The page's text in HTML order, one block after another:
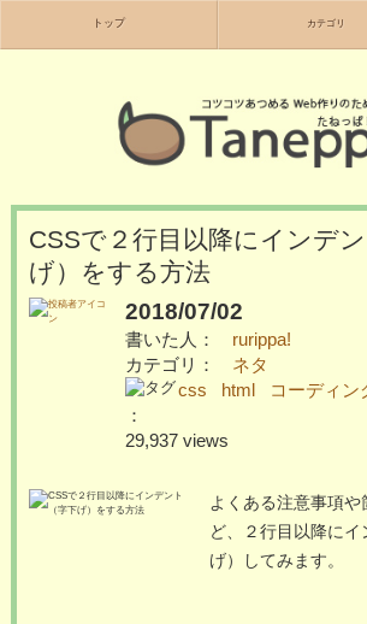
トップ カテゴリ
CSSで２行目以降にインデ
げ）をする方法
2018/07/02
書いた人：
rurippa!
カテゴリ：
ネタ
：
css html コーディン
29,937 views
よくある注意事項や
ど、２行目以降に
げ）してみます。